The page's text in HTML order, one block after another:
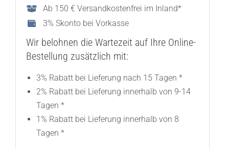
Ab 150 € Versandkostenfrei im Inland*
3% Skonto bei Vorkasse
Wir belohnen die Wartezeit auf Ihre Online-
Bestellung zusätzlich mit:
3% Rabatt bei Lieferung nach 15 Tagen *
2% Rabatt bei Lieferung innerhalb von 9-14
Tagen *
1% Rabatt bei Lieferung innerhalb von 8
Tagen *